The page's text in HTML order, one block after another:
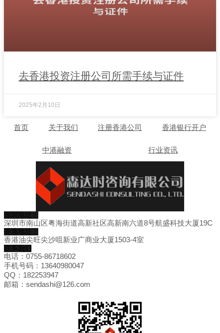
去香港投资注册公司所需手续与证件
2025年2月10日
首页 关于我们 注册香港公司 香港银行开户
中港融资 行业资讯
深圳市南山区粤海街道高新社区高新南六道8号航盛科技大厦19C
香港油尖旺尖沙咀新业广商业大厦1503-4室
电话：0755-86718602
手机号码：13640980047
QQ：182253947
邮箱：sendashi@126.com